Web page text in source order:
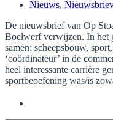
Nieuws,
De nieuwsbrief van Op
Boelwerf verwijzen. In het
samen: scheepsbouw,
‘coördinateur’ in de
heel interessante carrière
sportbeoefening was/is